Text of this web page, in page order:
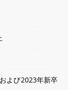
よび2023年新卒